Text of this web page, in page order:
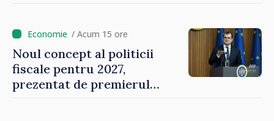
oamenilor”/ Acum 15 ore
Noul concept al politicii
fiscale pentru 2027,
prezentat de premierul